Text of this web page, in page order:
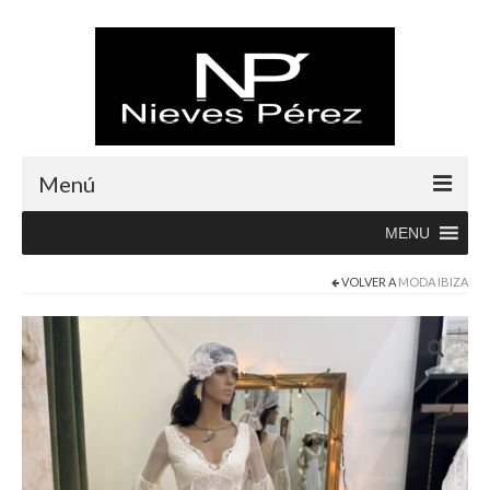
Menú
Boutique
Albornoces
MENU
VOLVER A MODA IBIZA